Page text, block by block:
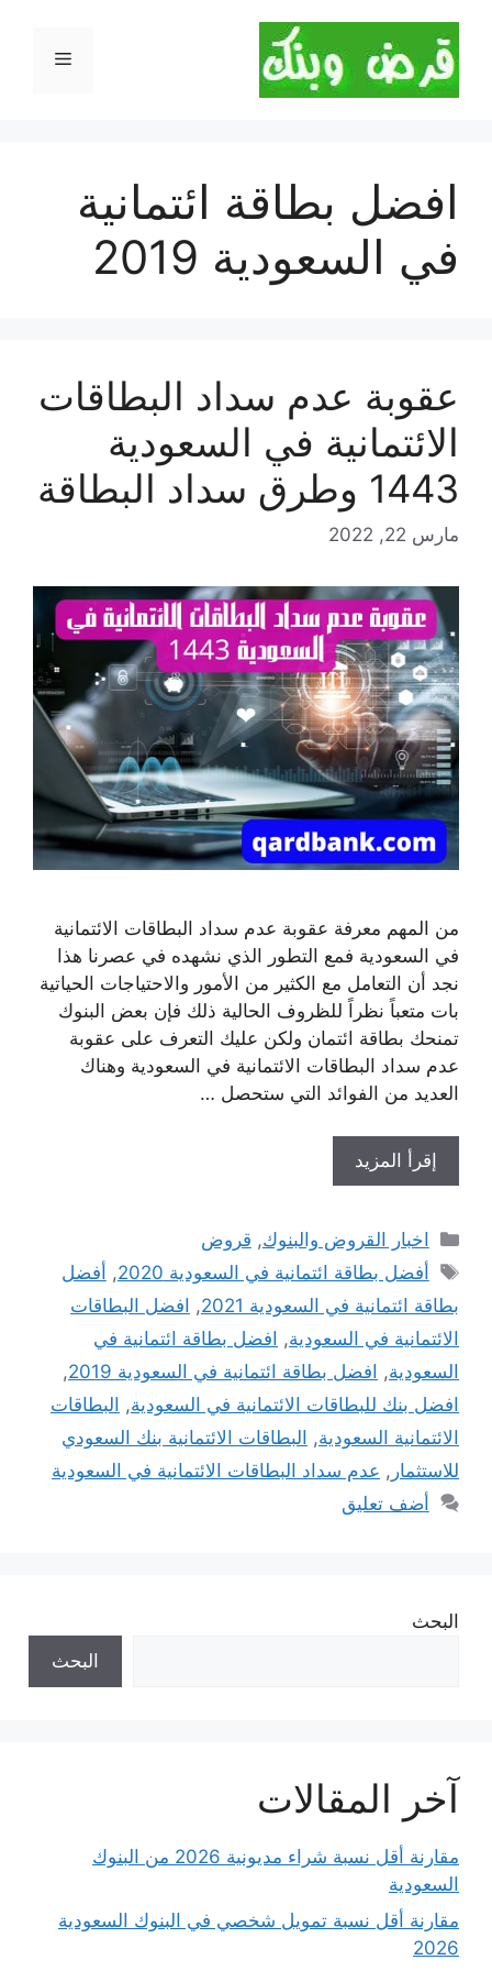
المحتوى
القائمة
افضل بطاقة ائتمانية
في السعودية 2019
عقوبة عدم سداد البطاقات
الائتمانية في السعودية
1443 وطرق سداد البطاقة
مارس 22, 2022
من المهم معرفة عقوبة عدم سداد البطاقات الائتمانية
في السعودية فمع التطور الذي نشهده في عصرنا هذا
نجد أن التعامل مع الكثير من الأمور والاحتياجات الحياتية
بات متعباً نظراً للظروف الحالية ذلك فإن بعض البنوك
تمنحك بطاقة ائتمان ولكن عليك التعرف على عقوبة
عدم سداد البطاقات الائتمانية في السعودية وهناك
العديد من الفوائد التي ستحصل …
إقرأ المزيد
التصنيفات
اخبار القروض والبنوك, قروض
الوسوم
أفضل بطاقة ائتمانية في السعودية 2020 , أفضل
بطاقة ائتمانية في السعودية 2021
, افضل البطاقات
الائتمانية في السعودية, افضل بطاقة ائتمانية في
السعودية, افضل بطاقة ائتمانية في السعودية 2019
,
افضل بنك للبطاقات الائتمانية في السعودية, البطاقات
الائتمانية السعودية, البطاقات الائتمانية بنك السعودي
للاستثمار , عدم سداد البطاقات الائتمانية في السعودية
أضف تعليق
البحث
البحث
آخر المقالات
مقارنة أقل نسبة شراء مديونية 2026 من البنوك
السعودية
مقارنة أقل نسبة تمويل شخصي في البنوك السعودية
2026